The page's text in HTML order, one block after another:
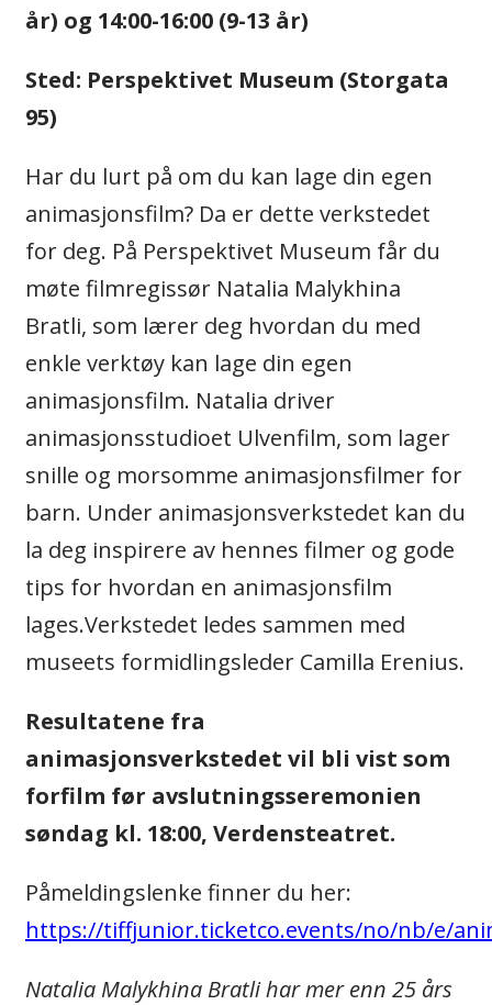
år) og 14:00-16:00 (9-13 år)
Sted: Perspektivet Museum (Storgata
95)
Har du lurt på om du kan lage din egen
animasjonsfilm? Da er dette verkstedet
for deg. På Perspektivet Museum får du
møte filmregissør Natalia Malykhina
Bratli, som lærer deg hvordan du med
enkle verktøy kan lage din egen
animasjonsfilm. Natalia driver
animasjonsstudioet Ulvenfilm, som lager
snille og morsomme animasjonsfilmer for
barn. Under animasjonsverkstedet kan du
la deg inspirere av hennes filmer og gode
tips for hvordan en animasjonsfilm
lages.Verkstedet ledes sammen med
museets formidlingsleder Camilla Erenius.
Resultatene fra
animasjonsverkstedet vil bli vist som
forfilm før avslutningsseremonien
søndag kl. 18:00, Verdensteatret.
Påmeldingslenke finner du her:
https://tiffjunior.ticketco.events/no/nb/e/
Natalia Malykhina Bratli har mer enn 25 års